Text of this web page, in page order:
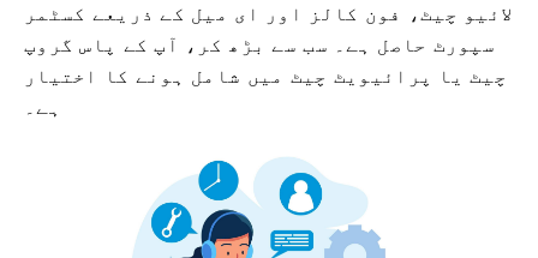
لائیو چیٹ، فون کالز اور ای میل کے ذریعے کسٹمر
سپورٹ حاصل ہے۔ سب سے بڑھ کر، آپ کے پاس گروپ
چیٹ یا پرائیویٹ چیٹ میں شامل ہونے کا اختیار
ہے۔